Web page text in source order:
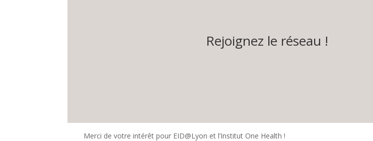
Rejoignez le réseau !
Merci de votre intérêt pour EID@Lyon et l’Institut One Health !